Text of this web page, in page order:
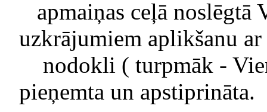
apmaiņas ceļā noslēgtā
uzkrājumiem aplikšanu ar
nodokli ( turpmāk -
pieņemta un apstiprināta.